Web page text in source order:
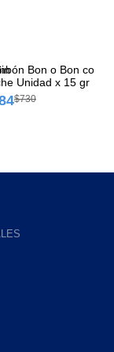
Bon o Bon con
Unidad x 15 gr
$730